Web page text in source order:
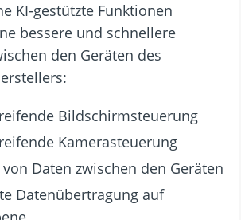
KI-gestützte Funktionen
bessere und schnellere
den Geräten des
Bildschirmsteuerung
Kamerasteuerung
Daten zwischen den Geräten
Datenübertragung auf